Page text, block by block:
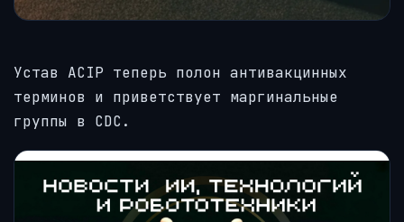
Устав ACIP теперь полон антивакцинных
терминов и приветствует маргинальные
группы в CDC.